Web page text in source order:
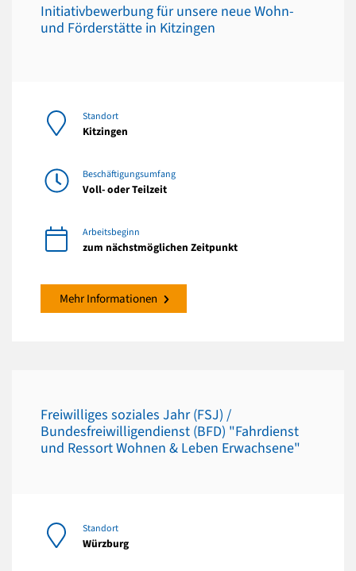
Initiativbewerbung für unsere neue Wohn-
und Förderstätte in Kitzingen
Standort
Kitzingen
Beschäftigungsumfang
Voll- oder Teilzeit
Arbeitsbeginn
zum nächstmöglichen Zeitpunkt
Mehr Informationen
Freiwilliges soziales Jahr (FSJ) /
Bundesfreiwilligendienst (BFD) "Fahrdienst
und Ressort Wohnen & Leben Erwachsene"
Standort
Würzburg